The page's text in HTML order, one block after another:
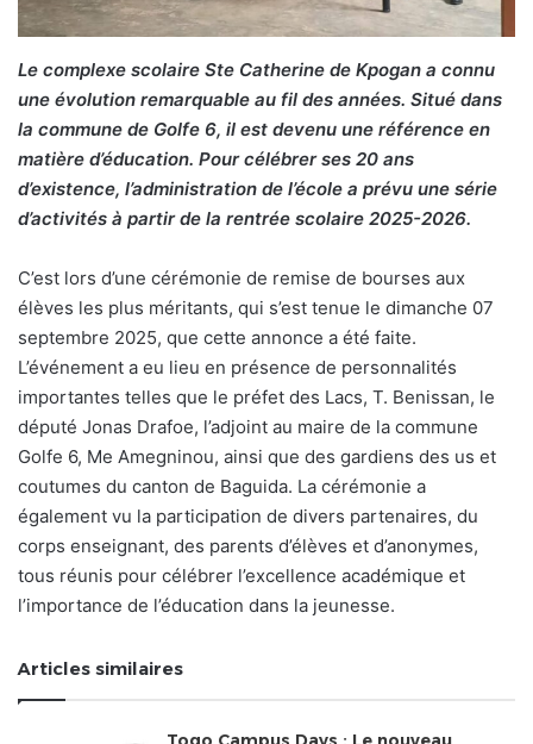
Le complexe scolaire Ste Catherine de Kpogan a connu
une évolution remarquable au fil des années. Situé dans
la commune de Golfe 6, il est devenu une référence en
matière d’éducation. Pour célébrer ses 20 ans
d’existence, l’administration de l’école a prévu une série
d’activités à partir de la rentrée scolaire 2025-2026.
C’est lors d’une cérémonie de remise de bourses aux
élèves les plus méritants, qui s’est tenue le dimanche 07
septembre 2025, que cette annonce a été faite.
L’événement a eu lieu en présence de personnalités
importantes telles que le préfet des Lacs, T. Benissan, le
député Jonas Drafoe, l’adjoint au maire de la commune
Golfe 6, Me Amegninou, ainsi que des gardiens des us et
coutumes du canton de Baguida. La cérémonie a
également vu la participation de divers partenaires, du
corps enseignant, des parents d’élèves et d’anonymes,
tous réunis pour célébrer l’excellence académique et
l’importance de l’éducation dans la jeunesse.
Articles similaires